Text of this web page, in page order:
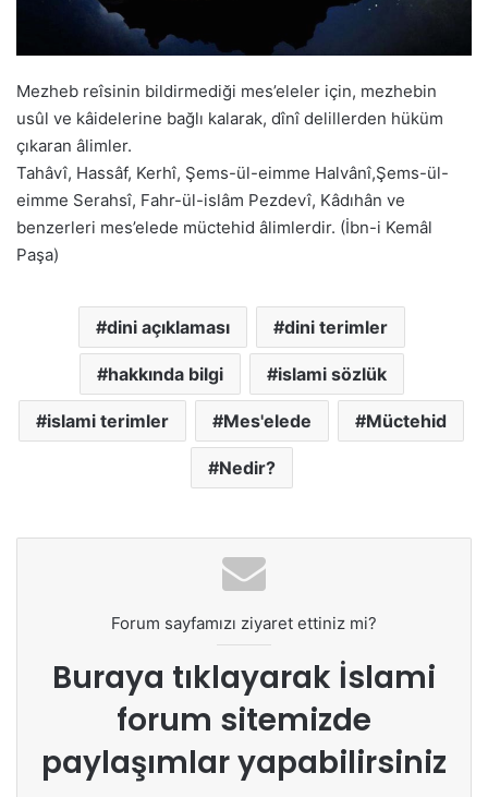
Mezheb reîsinin bildirmediği mes’eleler için, mezhebin
usûl ve kâidelerine bağlı kalarak, dînî delillerden hüküm
çıkaran âlimler.
Tahâvî, Hassâf, Kerhî, Şems-ül-eimme Halvânî,Şems-ül-
eimme Serahsî, Fahr-ül-islâm Pezdevî, Kâdıhân ve
benzerleri mes’elede müctehid âlimlerdir. (İbn-i Kemâl
Paşa)
dini açıklaması dini terimler
hakkında bilgi islami sözlük
islami terimler Mes'elede Müctehid
Nedir?
Forum sayfamızı ziyaret ettiniz mi?
Buraya tıklayarak İslami
forum sitemizde
paylaşımlar yapabilirsiniz